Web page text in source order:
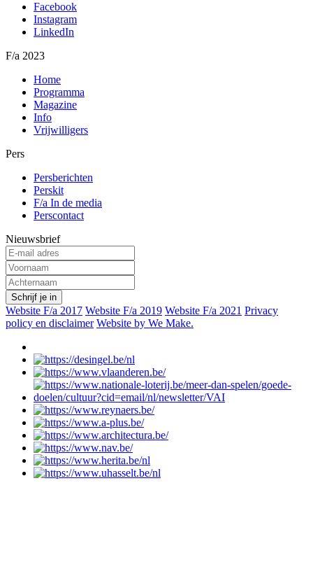
Facebook
Instagram
LinkedIn
F/a 2023
Home
Programma
Magazine
Info
Vrijwilligers
Pers
Persberichten
Perskit
F/a In de media
Perscontact
Nieuwsbrief
Website F/a 2017 Website F/a 2019 Website F/a 2021 Privacy
policy en disclaimer Website by We Make.